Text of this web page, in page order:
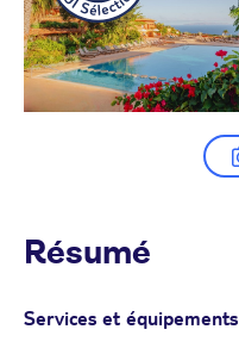
Résumé
Services et équipements